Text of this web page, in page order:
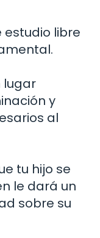
estudio libre
lugar
y
al
tu hijo se
le dará un
sobre su